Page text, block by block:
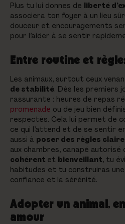
Plus tu lui donnes de liberté
associera ton foyer à un lieu
douceur et encouragements
pour l’aider à se sentir
Entre routine et
Les animaux, surtout ceux
de stabilité. Dès les premiers
rassurante : heures de repas
promenade ou de jeu bien
respectés. Cela lui permet de
ce qui l’attend et de se sentir
aussi à poser des règles
aux chambres, canapé autorisé
cohérent et bienveillant, tu
habitudes et tu construiras
confiance et la sérénité.
Adopter un animal,
amour